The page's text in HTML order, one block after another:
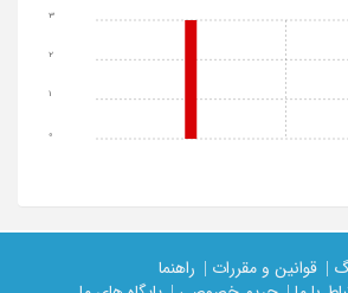
0
1
2
3
| قوانین و مقررات |
راهنما